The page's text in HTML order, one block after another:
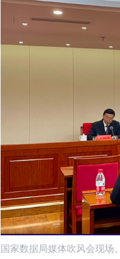
国家数据局媒体吹风会现场